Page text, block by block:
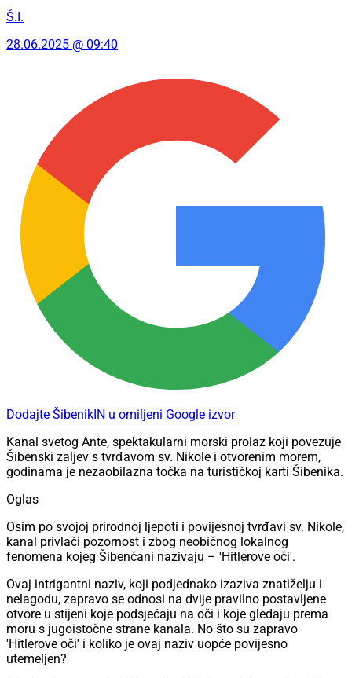
Š.I.
28.06.2025 @ 09:40
Dodajte ŠibenikIN u omiljeni Google izvor
Kanal svetog Ante, spektakularni morski prolaz koji povezuje
Šibenski zaljev s tvrđavom sv. Nikole i otvorenim morem,
godinama je nezaobilazna točka na turističkoj karti Šibenika.
Oglas
Osim po svojoj prirodnoj ljepoti i povijesnoj tvrđavi sv. Nikole,
kanal privlači pozornost i zbog neobičnog lokalnog
fenomena kojeg Šibenčani nazivaju – 'Hitlerove oči'.
Ovaj intrigantni naziv, koji podjednako izaziva znatiželju i
nelagodu, zapravo se odnosi na dvije pravilno postavljene
otvore u stijeni koje podsjećaju na oči i koje gledaju prema
moru s jugoistočne strane kanala. No što su zapravo
'Hitlerove oči' i koliko je ovaj naziv uopće povijesno
utemeljen?